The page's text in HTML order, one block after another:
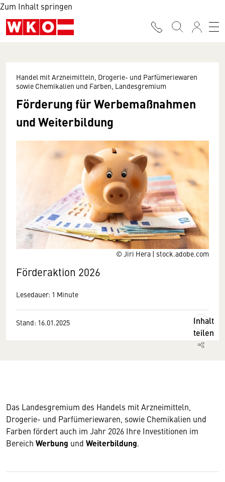
Zum Inhalt springen
© Jiri Hera | stock.adobe.com
Handel mit Arzneimitteln, Drogerie- und Parfümeriewaren
sowie Chemikalien und Farben, Landesgremium
Förderung für Werbemaßnahmen
und Weiterbildung
Förderaktion 2026
Lesedauer: 1 Minute
Stand: 16.01.2025
Inhalt
teilen
Das Landesgremium des Handels mit Arzneimitteln,
Drogerie- und Parfümeriewaren, sowie Chemikalien und
Farben fördert auch im Jahr 2026 Ihre Investitionen im
Bereich Werbung und Weiterbildung.